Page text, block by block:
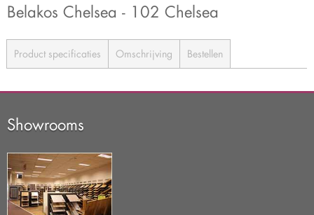
Belakos Chelsea - 102 Chelsea
Product specificaties Omschrijving Bestellen
Showrooms